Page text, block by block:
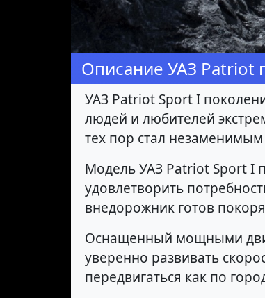
Описание УАЗ Patriot
УАЗ Patriot Sport I
людей и любителей
тех пор стал
Модель УАЗ Patriot Sport I
удовлетворить
внедорожник готов
Оснащенный мощными
уверенно развивать
передвигаться как по